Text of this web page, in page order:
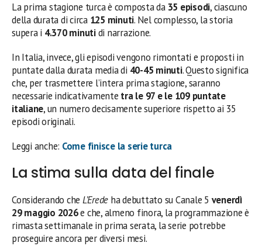
La prima stagione turca è composta da 35 episodi, ciascuno
della durata di circa 125 minuti. Nel complesso, la storia
supera i 4.370 minutidi narrazione.
In Italia, invece, gli episodi vengono rimontati e proposti in
puntate dalla durata media di 40-45 minuti. Questo significa
che, per trasmettere l’intera prima stagione, saranno
necessarie indicativamente tra le 97 e le 109 puntate
italiane, un numero decisamente superiore rispetto ai 35
episodi originali.
Leggi anche: Come finisce la serie turca
La stima sulla data del finale
Considerando che L’Erede ha debuttato su Canale 5 venerdì
29 maggio 2026e che, almeno finora, la programmazione è
rimasta settimanale in prima serata, la serie potrebbe
proseguire ancora per diversi mesi.